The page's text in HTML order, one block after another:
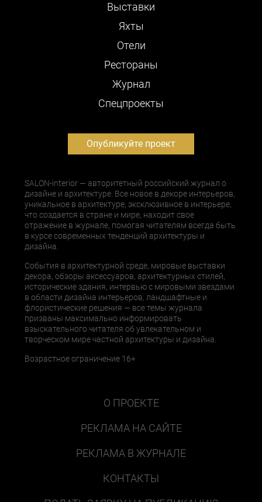
Выставки
Яхты
Отели
Рестораны
Журнал
Cпецпроекты
Опубликуйте проект
SALON-interior — авторитетный российский журнал о
дизайне и архитектуре. Все новое в декоре интерьеров,
уникальное в архитектуре, эксклюзивное в интерьере,
что создается в стране и мире, находит свое
отражение в журнале, помогая читателям всегда быть
в курсе современных тенденций архитектуры и
дизайна.
События в архитектурной среде, мировые выставки
декора, обзоры аксессуаров, архитектурных стилей,
исторические здания, интервью с мировыми звездами
в области дизайна интерьеров, ландшафтные и
флористические решения — все темы журнала
призваны максимально информировать
взыскательного читателя об увлекательном и
творческом мире частной архитектуры и дизайна.
Возрастное ограничение 16+
О ПРОЕКТЕ
РЕКЛАМА НА САЙТЕ
РЕКЛАМА В ЖУРНАЛЕ
КОНТАКТЫ